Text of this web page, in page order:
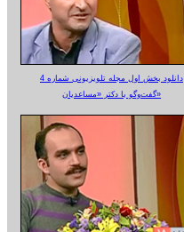
دانلود بخش اول مجله تلویزیونی شماره 4
گفت‌وگو با دکتر «مساعدیان»